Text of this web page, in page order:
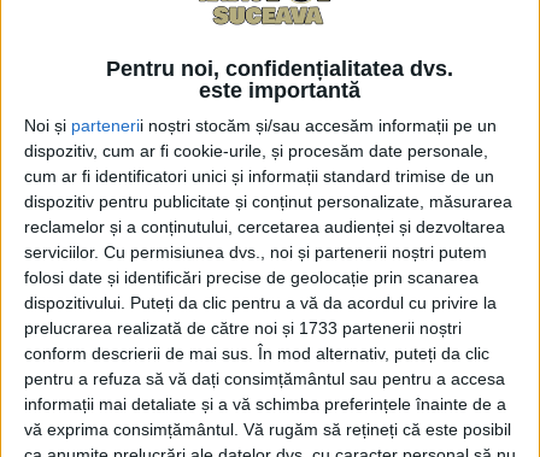
Pentru noi, confidențialitatea dvs.
este importantă
Noi și partenerii noștri stocăm și/sau accesăm informații pe un
dispozitiv, cum ar fi cookie-urile, și procesăm date personale,
cum ar fi identificatori unici și informații standard trimise de un
dispozitiv pentru publicitate și conținut personalizate, măsurarea
reclamelor și a conținutului, cercetarea audienței și dezvoltarea
serviciilor. Cu permisiunea dvs., noi și partenerii noștri putem
folosi date și identificări precise de geolocație prin scanarea
dispozitivului. Puteți da clic pentru a vă da acordul cu privire la
prelucrarea realizată de către noi și 1733 partenerii noștri
conform descrierii de mai sus. În mod alternativ, puteți da clic
pentru a refuza să vă dați consimțământul sau pentru a accesa
informații mai detaliate și a vă schimba preferințele înainte de a
vă exprima consimțământul. Vă rugăm să rețineți că este posibil
fost numit în funcția de vicepreşedinte al Comisiei
pentru Cercetare, Dezvoltare și Inovare-CCCDI,
pentru Tehnologia informaţiei şi comunicaţiilor,
spaţiu şi securitate. Decizia a fost semnată de
președintele CCCDI, organism aflat în subordinea
Ministerului Cercetării, Inovării și Dezvoltării. În
colegiul din care face parte prorectorul Universității
”Ștefan cel Mare” Suceava mai sînt prezenți, printre
alții, universitari de la București, Cluj, Timișoara, Iași
și Brașov, și reprezentanți ai Agenției Spațiale
Române și ai Asociației Patronale a Industriei de
Software și Servicii.